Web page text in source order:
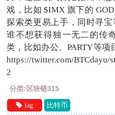
戏，比如 $IMX 旗下的
探索类更易上手，同时寻
谁不想获得独一无二的传
类，比如办公、PARTY等项
https://twitter.com/BTCdayu/
2
分类:区块链315
tag 比特币